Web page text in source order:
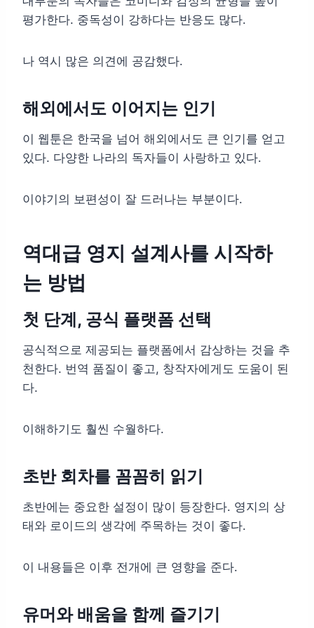
평가한다. 중독성이 강하다는 반응도 많다.
나 역시 많은 의견에 공감했다.
해외에서도 이어지는 인기
이 웹툰은 한국을 넘어 해외에서도 큰 인기를 얻고
있다. 다양한 나라의 독자들이 사랑하고 있다.
이야기의 보편성이 잘 드러나는 부분이다.
역대급 영지 설계사를 시작하
는 방법
첫 단계, 공식 플랫폼 선택
공식적으로 제공되는 플랫폼에서 감상하는 것을 추
천한다. 번역 품질이 좋고, 창작자에게도 도움이 된
다.
이해하기도 훨씬 수월하다.
초반 회차를 꼼꼼히 읽기
초반에는 중요한 설정이 많이 등장한다. 영지의 상
태와 로이드의 생각에 주목하는 것이 좋다.
이 내용들은 이후 전개에 큰 영향을 준다.
유머와 배움을 함께 즐기기